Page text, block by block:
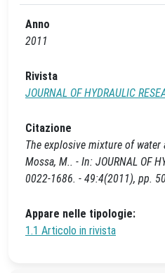
Anno
2011
Rivista
JOURNAL OF HYDRAULIC
Citazione
The explosive mixture of
Mossa, M.. - In: JOURNAL OF
0022-1686. - 49:4(2011), pp.
Appare nelle tipologie:
1.1 Articolo in rivista